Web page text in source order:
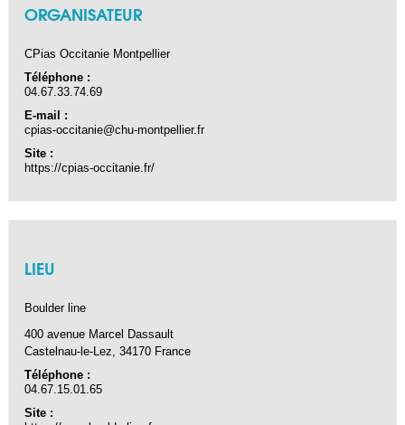
ORGANISATEUR
CPias Occitanie Montpellier
Téléphone :
04.67.33.74.69
E-mail :
cpias-occitanie@chu-montpellier.fr
Site :
https://cpias-occitanie.fr/
LIEU
Boulder line
400 avenue Marcel Dassault
Castelnau-le-Lez
34170 France
Téléphone :
04.67.15.01.65
Site :